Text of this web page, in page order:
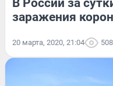
заражения
20 марта, 2020, 21:04 508